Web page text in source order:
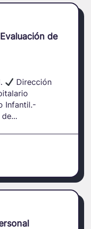
de
Dirección
Infantil.-